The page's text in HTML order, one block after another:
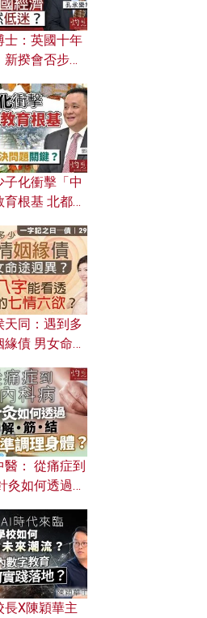
士：英國十年
揆會否步前
然低迷？
子化衝擊「中
根基 北都如
天同：遇到多
債 男女命途
欲？
醫： 從痛症到
灸如何透過解
長X陳穎華主